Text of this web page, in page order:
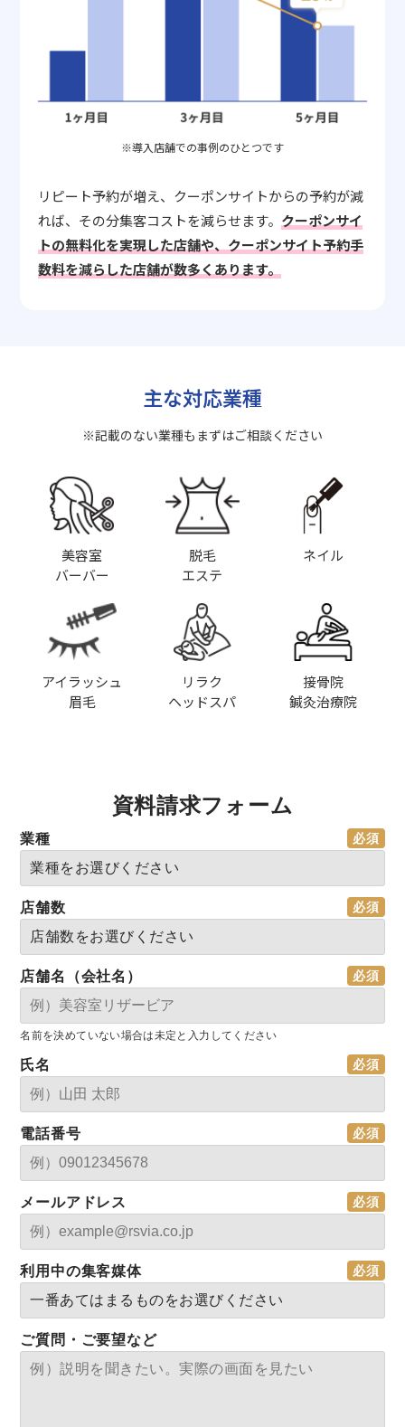
※導入店舗での事例のひとつです
リピート予約が増え、クーポンサイトからの予約が減
れば、その分集客コストを減らせます。クーポンサイ
トの無料化を実現した店舗や、クーポンサイト予約手
数料を減らした店舗が数多くあります。
主な対応業種
※記載のない業種もまずはご相談ください
美容室
バーバー
脱毛
エステ
ネイル
アイラッシュ
眉毛
リラク
ヘッドスパ
接骨院
鍼灸治療院
資料請求フォーム
業種
店舗数
店舗名（会社名）
名前を決めていない場合は未定と入力してください
氏名
電話番号
メールアドレス
利用中の集客媒体
ご質問・ご要望など